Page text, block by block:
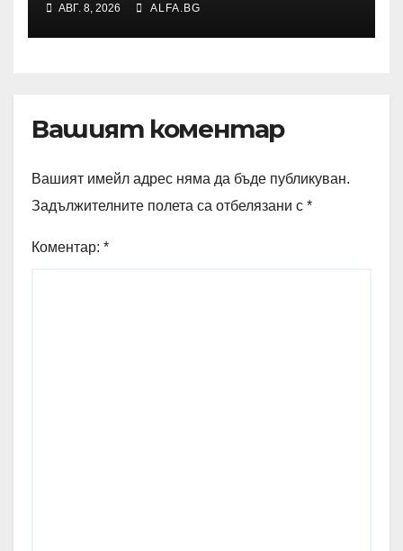
на дискусията за Пенчо
Славейков и модернизма в
АВГ. 8, 2026 ALFA.BG
Вашият коментар
Вашият имейл адрес няма да бъде публикуван.
Задължителните полета са отбелязани с *
Коментар: *